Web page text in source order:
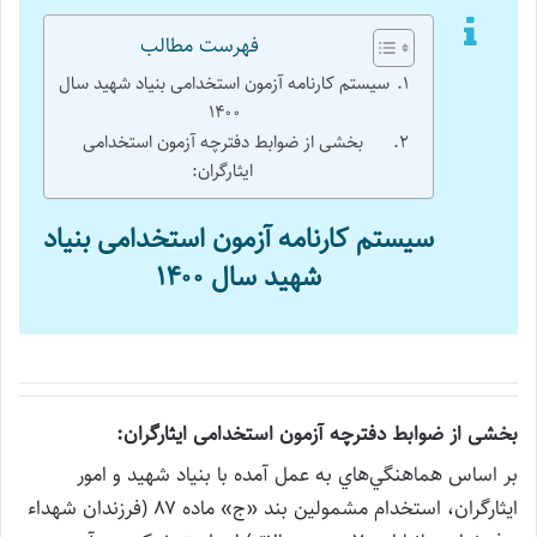
فهرست مطالب
سیستم کارنامه آزمون استخدامی بنیاد شهید سال
۱۴۰۰
بخشی از ضوابط دفترچه آزمون استخدامی
ایثارگران:
سیستم کارنامه آزمون استخدامی بنیاد
شهید سال ۱۴۰۰
بخشی از ضوابط دفترچه آزمون استخدامی ایثارگران:
بر اساس هماهنگي‌هاي به عمل آمده با بنياد شهيد و امور
ايثارگران، استخدام مشمولين بند «ج» ماده ۸۷ (فرزندان شهداء